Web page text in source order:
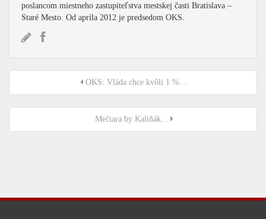
poslancom miestneho zastupiteľstva mestskej časti Bratislava –
Staré Mesto. Od apríla 2012 je predsedom OKS.
OKS: Vláda chce kvôli 1 %...
Mečiara by Kaliňák...